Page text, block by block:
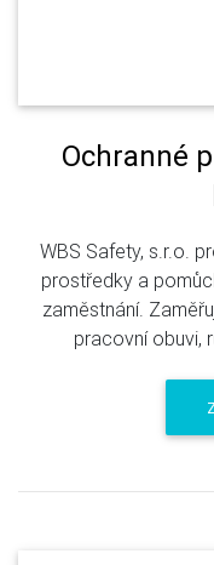
Ochranné
WBS Safety, s.r.o.
prostředky a
zaměstnání.
pracovní obuvi,